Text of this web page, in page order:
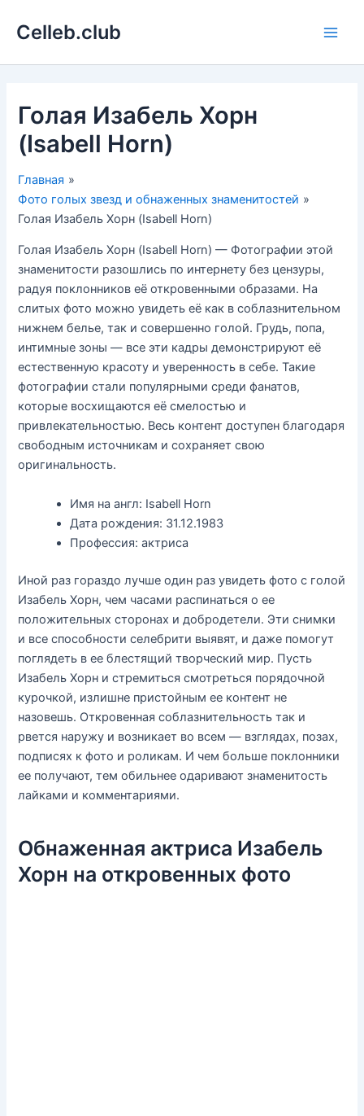
Celleb.club
Голая Изабель Хорн
(Isabell Horn)
Главная
Фото голых звезд и обнаженных знаменитостей
Голая Изабель Хорн (Isabell Horn)
Голая Изабель Хорн (Isabell Horn) — Фотографии этой
знаменитости разошлись по интернету без цензуры,
радуя поклонников её откровенными образами. На
слитых фото можно увидеть её как в соблазнительном
нижнем белье, так и совершенно голой. Грудь, попа,
интимные зоны — все эти кадры демонстрируют её
естественную красоту и уверенность в себе. Такие
фотографии стали популярными среди фанатов,
которые восхищаются её смелостью и
привлекательностью. Весь контент доступен благодаря
свободным источникам и сохраняет свою
оригинальность.
Имя на англ: Isabell Horn
Дата рождения: 31.12.1983
Профессия: актриса
Иной раз гораздо лучше один раз увидеть фото с голой
Изабель Хорн, чем часами распинаться о ее
положительных сторонах и добродетели. Эти снимки
и все способности селебрити выявят, и даже помогут
поглядеть в ее блестящий творческий мир. Пусть
Изабель Хорн и стремиться смотреться порядочной
курочкой, излишне пристойным ее контент не
назовешь. Откровенная соблазнительность так и
рвется наружу и возникает во всем — взглядах, позах,
подписях к фото и роликам. И чем больше поклонники
ее получают, тем обильнее одаривают знаменитость
лайками и комментариями.
Обнаженная актриса Изабель
Хорн на откровенных фото